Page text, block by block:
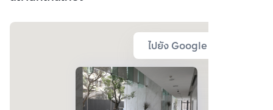
ไปยัง Google Map